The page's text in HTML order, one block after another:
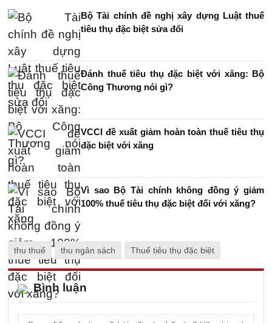
Bộ Tài chính đề nghị xây dựng Luật thuế
tiêu thụ đặc biệt sửa đổi
Đánh thuế tiêu thụ đặc biệt với xăng: Bộ
Công Thương nói gì?
VCCI đề xuất giảm hoàn toàn thuế tiêu thụ
đặc biệt với xăng
Vì sao Bộ Tài chính không đồng ý giảm
100% thuế tiêu thụ đặc biệt đối với xăng?
thu thuế thu ngân sách Thuế tiêu thụ đặc biệt
Bình luận